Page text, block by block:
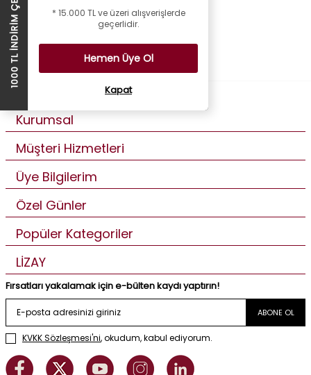
Kurumsal
Müşteri Hizmetleri
Üye Bilgilerim
Özel Günler
Popüler Kategoriler
LİZAY
Fırsatları yakalamak için e-bülten kaydı yaptırın!
ABONE OL
KVKK Sözleşmesi'ni, okudum, kabul ediyorum.
1000 TL İNDİRİM ÇEKİ
* 15.000 TL ve üzeri alışverişlerde
geçerlidir.
Hemen Üye Ol
Kapat